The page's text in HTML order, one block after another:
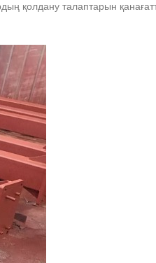
қолдану талаптарын